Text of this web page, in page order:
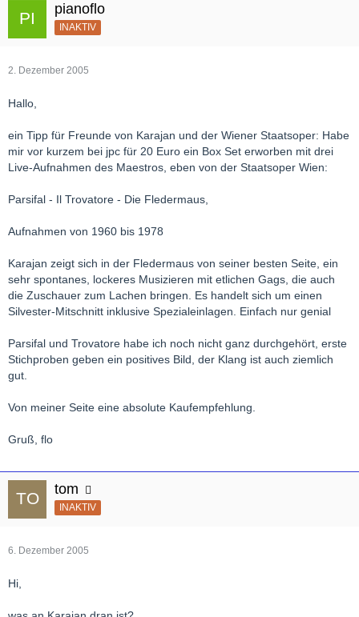
pianoflo
INAKTIV
2. Dezember 2005
Hallo,
ein Tipp für Freunde von Karajan und der Wiener Staatsoper: Habe
mir vor kurzem bei jpc für 20 Euro ein Box Set erworben mit drei
Live-Aufnahmen des Maestros, eben von der Staatsoper Wien:
Parsifal - Il Trovatore - Die Fledermaus,
Aufnahmen von 1960 bis 1978
Karajan zeigt sich in der Fledermaus von seiner besten Seite, ein
sehr spontanes, lockeres Musizieren mit etlichen Gags, die auch
die Zuschauer zum Lachen bringen. Es handelt sich um einen
Silvester-Mitschnitt inklusive Spezialeinlagen. Einfach nur genial
Parsifal und Trovatore habe ich noch nicht ganz durchgehört, erste
Stichproben geben ein positives Bild, der Klang ist auch ziemlich
gut.
Von meiner Seite eine absolute Kaufempfehlung.
Gruß, flo
tom
INAKTIV
6. Dezember 2005
Hi,